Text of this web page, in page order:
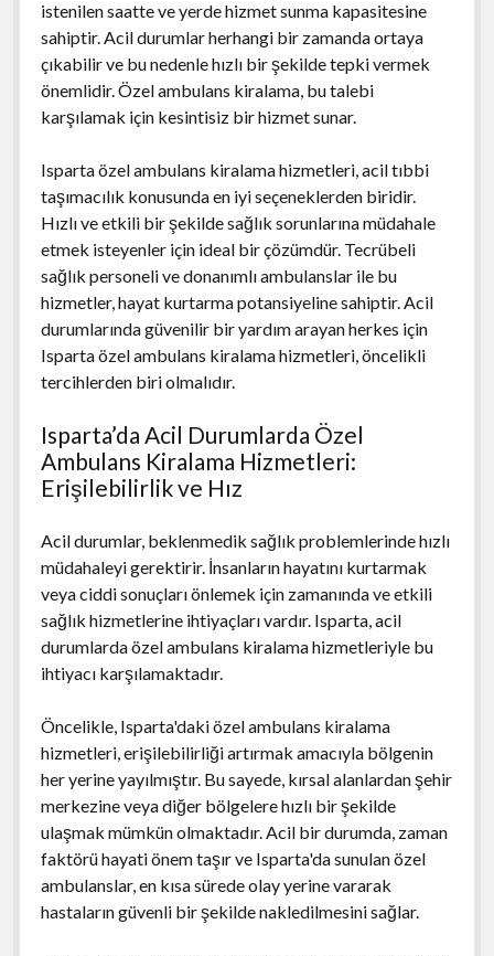
istenilen saatte ve yerde hizmet sunma kapasitesine
sahiptir. Acil durumlar herhangi bir zamanda ortaya
çıkabilir ve bu nedenle hızlı bir şekilde tepki vermek
önemlidir. Özel ambulans kiralama, bu talebi
karşılamak için kesintisiz bir hizmet sunar.
Isparta özel ambulans kiralama hizmetleri, acil tıbbi
taşımacılık konusunda en iyi seçeneklerden biridir.
Hızlı ve etkili bir şekilde sağlık sorunlarına müdahale
etmek isteyenler için ideal bir çözümdür. Tecrübeli
sağlık personeli ve donanımlı ambulanslar ile bu
hizmetler, hayat kurtarma potansiyeline sahiptir. Acil
durumlarında güvenilir bir yardım arayan herkes için
Isparta özel ambulans kiralama hizmetleri, öncelikli
tercihlerden biri olmalıdır.
Isparta’da Acil Durumlarda Özel
Ambulans Kiralama Hizmetleri:
Erişilebilirlik ve Hız
Acil durumlar, beklenmedik sağlık problemlerinde hızlı
müdahaleyi gerektirir. İnsanların hayatını kurtarmak
veya ciddi sonuçları önlemek için zamanında ve etkili
sağlık hizmetlerine ihtiyaçları vardır. Isparta, acil
durumlarda özel ambulans kiralama hizmetleriyle bu
ihtiyacı karşılamaktadır.
Öncelikle, Isparta'daki özel ambulans kiralama
hizmetleri, erişilebilirliği artırmak amacıyla bölgenin
her yerine yayılmıştır. Bu sayede, kırsal alanlardan şehir
merkezine veya diğer bölgelere hızlı bir şekilde
ulaşmak mümkün olmaktadır. Acil bir durumda, zaman
faktörü hayati önem taşır ve Isparta'da sunulan özel
ambulanslar, en kısa sürede olay yerine vararak
hastaların güvenli bir şekilde nakledilmesini sağlar.